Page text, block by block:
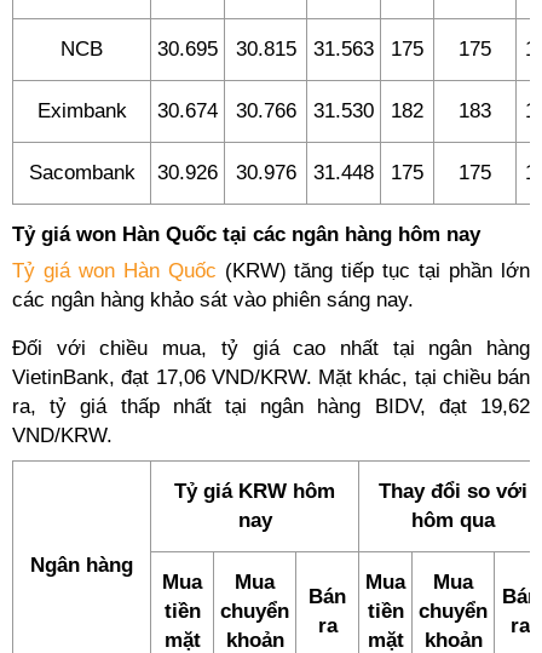
NCB 30.695 30.815 31.563 175 175
Eximbank 30.674 30.766 31.530 182 183
Sacombank 30.926 30.976 31.448 175 175
Tỷ giá won Hàn Quốc tại các ngân hàng hôm nay
Tỷ giá won Hàn Quốc (KRW) tăng tiếp tục tại phần lớn
các ngân hàng khảo sát vào phiên sáng nay.
Đối với chiều mua, tỷ giá cao nhất tại ngân hàng
VietinBank, đạt 17,06 VND/KRW. Mặt khác, tại chiều bán
ra, tỷ giá thấp nhất tại ngân hàng BIDV, đạt 19,62
VND/KRW.
Ngân hàng
Tỷ giá KRW hôm
nay
Thay đổi so với
hôm qua
Mua
tiền
mặt
Mua
chuyển
khoản
Bán
ra
Mua
tiền
mặt
Mua
chuyển
khoản
Bán
ra